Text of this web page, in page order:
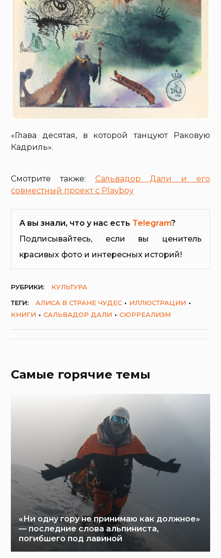
«Глава десятая, в которой танцуют Раковую
Кадриль».
Смотрите также: Сальвадор Дали и его
совместный проект с Playboy
А вы знали, что у нас есть Telegram?
Подписывайтесь, если вы ценитель
красивых фото и интересных историй!
РУБРИКИ:
КУЛЬТУРА
ТЕГИ:
АЛИСА В СТРАНЕ ЧУДЕС
ИЛЛЮСТРАЦИИ
КНИГИ
САЛЬВАДОР ДАЛИ СЮРРЕАЛИЗМ
Самые горячие темы
«Ни одну гору не принимаю как должное»
— последние слова альпиниста,
погибшего под лавиной